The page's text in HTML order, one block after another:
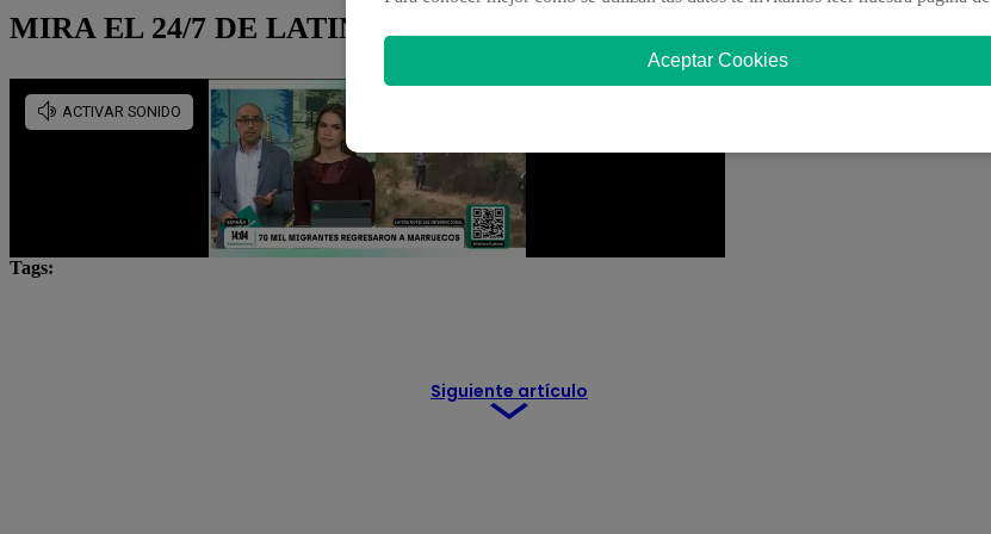
MIRA EL 24/7 DE LATINA NOTICIAS AQUÍ
Tags:
Siguiente artículo
Aceptar Cookies